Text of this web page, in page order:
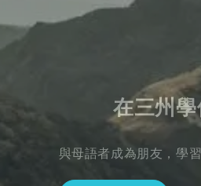
在三州
與母語者成為朋友，學